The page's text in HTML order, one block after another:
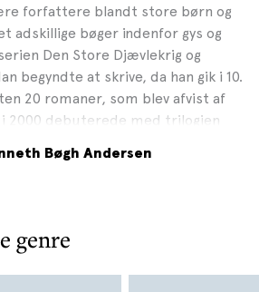
forfattere blandt store børn og
adskillige bøger indenfor gys og
Den Store Djævlekrig og
begyndte at skrive, da han gik i 10.
20 romaner, som blev afvist af
2000 debuterede med trilogien
ondskab, døden, Gud, skæbnen
herunder Antboy, der er blevet en
Kenneth er stor fan af
Lee og har gået til fem forskellige
Bøgh Andersen
genre